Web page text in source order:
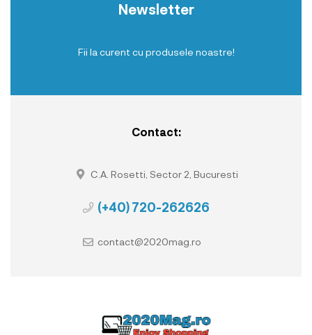
Newsletter
Fii la curent cu produsele noastre!
Contact:
C.A. Rosetti, Sector 2, Bucuresti
(+40) 720-262626
contact@2020mag.ro